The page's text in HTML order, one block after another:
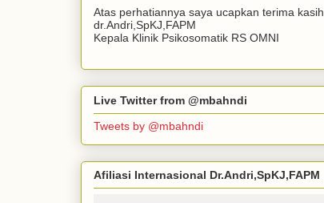
Atas perhatiannya saya ucapkan terima kasih
dr.Andri,SpKJ,FAPM
Kepala Klinik Psikosomatik RS OMNI
Live Twitter from @mbahndi
Tweets by @mbahndi
Afiliasi Internasional Dr.Andri,SpKJ,FAPM